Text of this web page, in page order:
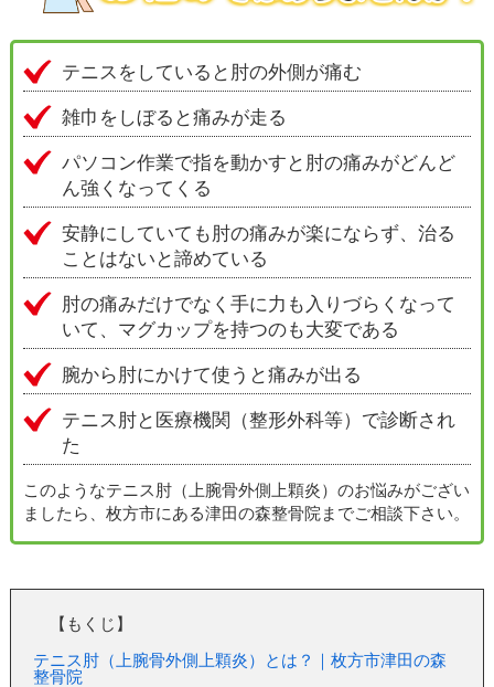
テニスをしていると肘の外側が痛む
雑巾をしぼると痛みが走る
パソコン作業で指を動かすと肘の痛みがどんど
ん強くなってくる
安静にしていても肘の痛みが楽にならず、治る
ことはないと諦めている
肘の痛みだけでなく手に力も入りづらくなって
いて、マグカップを持つのも大変である
腕から肘にかけて使うと痛みが出る
テニス肘と医療機関（整形外科等）で診断され
た
このようなテニス肘（上腕骨外側上顆炎）のお悩みがござい
ましたら、枚方市にある津田の森整骨院までご相談下さい。
【もくじ】
テニス肘（上腕骨外側上顆炎）とは？｜枚方市津田の森
整骨院